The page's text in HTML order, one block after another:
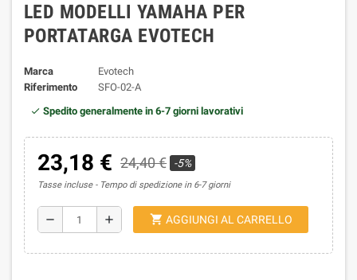
LED MODELLI YAMAHA PER
PORTATARGA EVOTECH
Marca
Evotech
Riferimento
SFO-02-A
Spedito generalmente in 6-7 giorni lavorativi
23,18 € 24,40 € -5%
Tasse incluse Tempo di spedizione in 6-7 giorni
remove add shopping_cart AGGIUNGI AL CARRELLO